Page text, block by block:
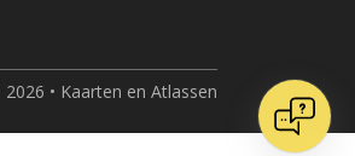
• Kaarten en Atlassen